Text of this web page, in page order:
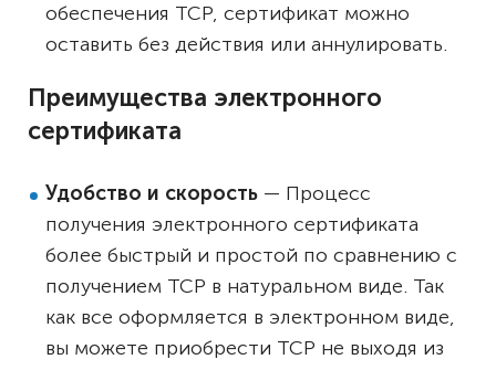
обеспечения ТСР, сертификат можно
оставить без действия или аннулировать.
Преимущества электронного
сертификата
Удобство и скорость — Процесс
получения электронного сертификата
более быстрый и простой по сравнению с
получением ТСР в натуральном виде. Так
как все оформляется в электронном виде,
вы можете приобрести ТСР не выходя из